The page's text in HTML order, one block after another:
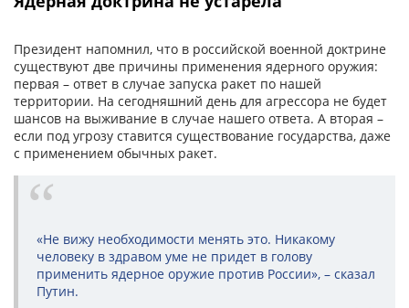
Президент напомнил, что в российской военной доктрине
существуют две причины применения ядерного оружия:
первая – ответ в случае запуска ракет по нашей
территории. На сегодняшний день для агрессора не будет
шансов на выживание в случае нашего ответа. А вторая –
если под угрозу ставится существование государства, даже
с применением обычных ракет.
«Не вижу необходимости менять это. Никакому
человеку в здравом уме не придет в голову
применить ядерное оружие против России», – сказал
Путин.